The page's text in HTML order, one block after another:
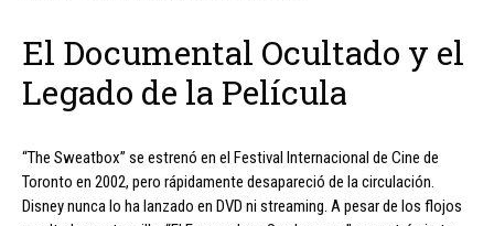
El Documental Ocultado y el
Legado de la Película
“The Sweatbox” se estrenó en el Festival Internacional de Cine de
Toronto en 2002, pero rápidamente desapareció de la circulación.
Disney nunca lo ha lanzado en DVD ni streaming. A pesar de los flojos